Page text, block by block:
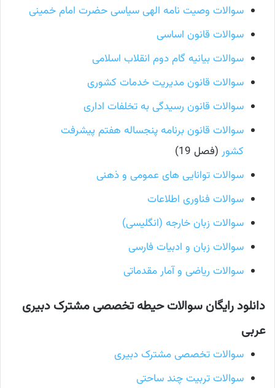
سوالات وصیت نامه الهی سیاسی حضرت امام خمینی
سوالات قانون اساسی
سوالات بیانیه گام دوم انقلاب اسلامی
سوالات قانون مدیریت خدمات کشوری
سوالات قانون رسیدگی به تخلفات اداری
سوالات قانون برنامه پنجساله هفتم پیشرفت
کشور (فصل 19)
سوالات توانایی های عمومی و ذهنی
سوالات فناوری اطلاعات
سوالات زبان خارجه (انگلیسی)
سوالات زبان و ادبیات فارسی
سوالات ریاضی و آمار مقدماتی
دانلود رایگان سوالات حیطه تخصصی مشترک دبیری
عربی
سوالات تخصصی مشترک دبیری
سوالات تربیت چند ساحتی